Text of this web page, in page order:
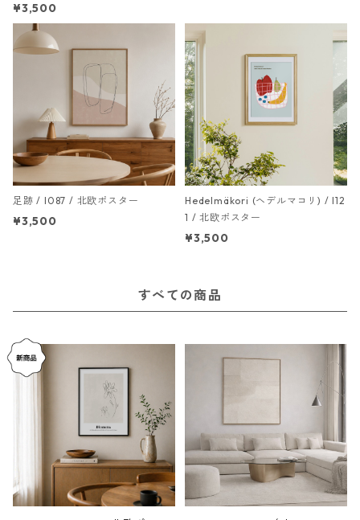
¥3,500
足跡 / I087 / 北欧ポスター
¥3,500
Hedelmäkori (ヘデルマコリ) / I12
1 / 北欧ポスター
¥3,500
すべての商品